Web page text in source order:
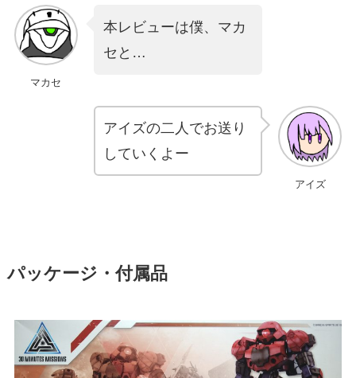
マカセ
本レビューは僕、マカ
セと…
アイズ
アイズの二人でお送り
していくよー
パッケージ・付属品